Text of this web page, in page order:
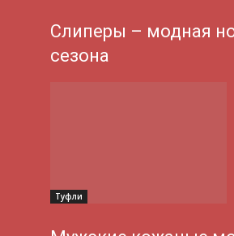
Слиперы – модная
сезона
Туфли